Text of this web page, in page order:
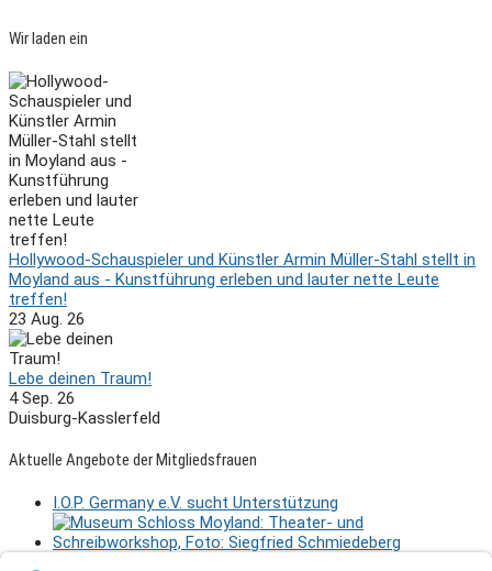
Wir laden ein
Hollywood-Schauspieler und Künstler Armin Müller-Stahl stellt in
Moyland aus - Kunstführung erleben und lauter nette Leute
treffen!
23 Aug. 26
Lebe deinen Traum!
4 Sep. 26
Duisburg-Kasslerfeld
Aktuelle Angebote der Mitgliedsfrauen
I.O.P. Germany e.V. sucht Unterstützung